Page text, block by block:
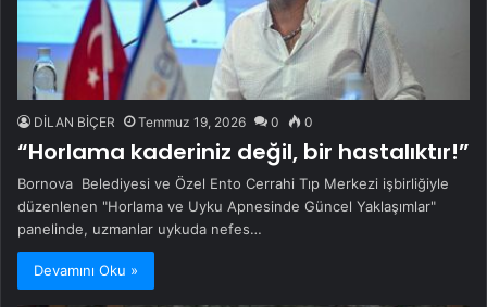
DİLAN BİÇER Temmuz 19, 2026 0 0
“Horlama kaderiniz değil, bir hastalıktır!”
Bornova Belediyesi ve Özel Ento Cerrahi Tıp Merkezi işbirliğiyle
düzenlenen "Horlama ve Uyku Apnesinde Güncel Yaklaşımlar"
panelinde, uzmanlar uykuda nefes…
Devamını Oku »